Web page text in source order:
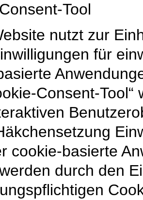
Tool
nutzt zur
für
Consent-
cookie-basierte
durch den